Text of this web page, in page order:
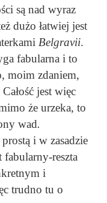
są nad wyraz
dużo łatwiej jest
Belgravii.
fabularna i to
moim zdaniem,
jest więc
że urzeka, to
wad.
i w zasadzie
reszta
i
trudno tu o